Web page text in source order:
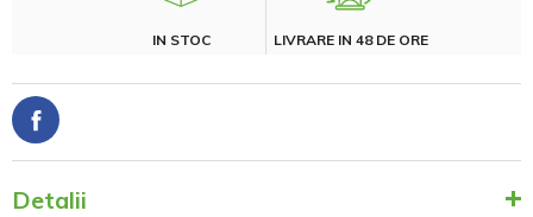
IN STOC LIVRARE IN 48 DE ORE
Detalii